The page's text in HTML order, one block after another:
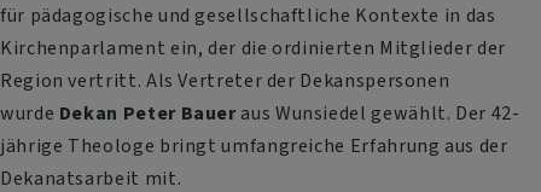
für pädagogische und gesellschaftliche Kontexte in das
Kirchenparlament ein, der die ordinierten Mitglieder der
Region vertritt. Als Vertreter der Dekanspersonen
wurde Dekan Peter Baueraus Wunsiedel gewählt. Der 42-
jährige Theologe bringt umfangreiche Erfahrung aus der
Dekanatsarbeit mit.